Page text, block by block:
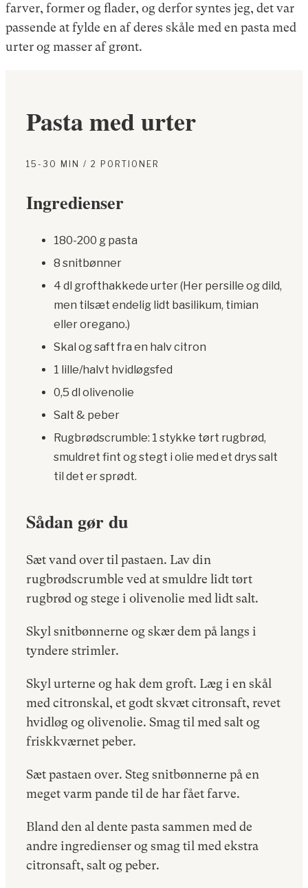
farver, former og flader, og derfor syntes jeg, det var
passende at fylde en af deres skåle med en pasta med
urter og masser af grønt.
Pasta med urter
15-30 MIN / 2 PORTIONER
Ingredienser
180-200 g pasta
8 snitbønner
4 dl grofthakkede urter (Her persille og dild,
men tilsæt endelig lidt basilikum, timian
eller oregano.)
Skal og saft fra en halv citron
1 lille/halvt hvidløgsfed
0,5 dl olivenolie
Salt & peber
Rugbrødscrumble: 1 stykke tørt rugbrød,
smuldret fint og stegt i olie med et drys salt
til det er sprødt.
Sådan gør du
Sæt vand over til pastaen. Lav din
rugbrødscrumble ved at smuldre lidt tørt
rugbrød og stege i olivenolie med lidt salt.
Skyl snitbønnerne og skær dem på langs i
tyndere strimler.
Skyl urterne og hak dem groft. Læg i en skål
med citronskal, et godt skvæt citronsaft, revet
hvidløg og olivenolie. Smag til med salt og
friskkværnet peber.
Sæt pastaen over. Steg snitbønnerne på en
meget varm pande til de har fået farve.
Bland den al dente pasta sammen med de
andre ingredienser og smag til med ekstra
citronsaft, salt og peber.